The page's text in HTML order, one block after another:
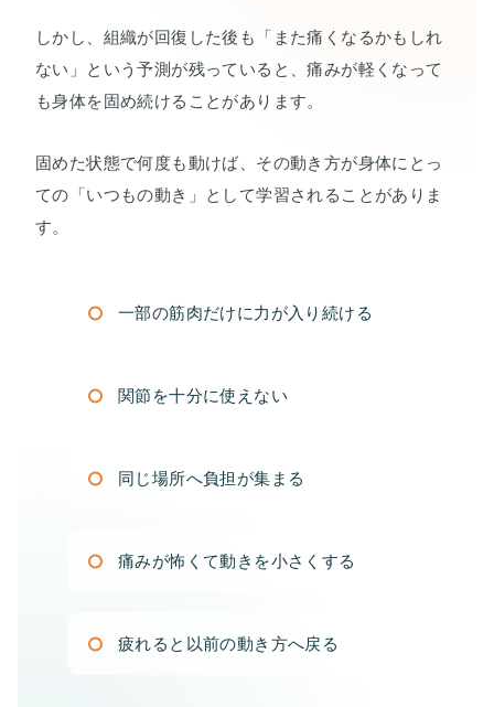
しかし、組織が回復した後も「また痛くなるかもしれ
ない」という予測が残っていると、痛みが軽くなって
も身体を固め続けることがあります。
固めた状態で何度も動けば、その動き方が身体にとっ
ての「いつもの動き」として学習されることがありま
す。
一部の筋肉だけに力が入り続ける
関節を十分に使えない
同じ場所へ負担が集まる
痛みが怖くて動きを小さくする
疲れると以前の動き方へ戻る